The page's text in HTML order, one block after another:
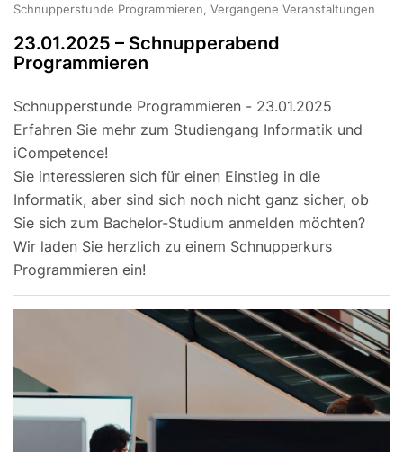
Schnupperstunde Programmieren, Vergangene Veranstaltungen
23.01.2025 – Schnupperabend
Programmieren
Schnupperstunde Programmieren - 23.01.2025
Erfahren Sie mehr zum Studiengang Informatik und
iCompetence!
Sie interessieren sich für einen Einstieg in die
Informatik, aber sind sich noch nicht ganz sicher, ob
Sie sich zum Bachelor-Studium anmelden möchten?
Wir laden Sie herzlich zu einem Schnupperkurs
Programmieren ein!